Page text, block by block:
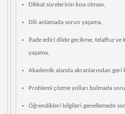
Dikkat sürelerinin kısa olması,
Dili anlamada sorun yaşama,
İfade edici dilde gecikme, telaffuz ve
yaşama,
Akademik alanda akranlarından geri
Problemi çözme yolları bulmada
Öğrendikleri bilgileri genellemede